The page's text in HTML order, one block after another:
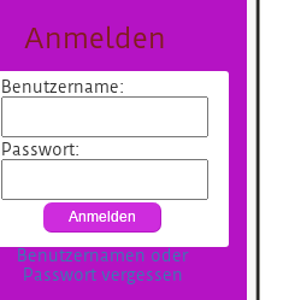
Anmelden
Benutzername:
Passwort:
Benutzernamen oder
Passwort vergessen